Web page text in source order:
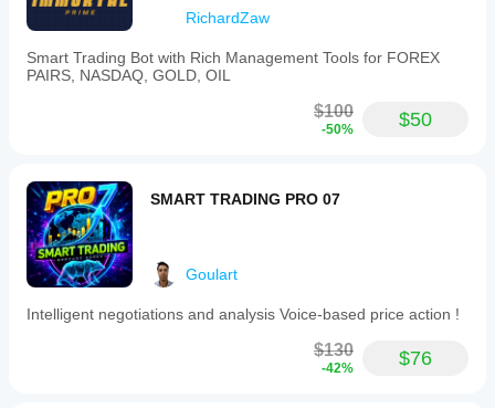
RichardZaw
Smart Trading Bot with Rich Management Tools for FOREX
PAIRS, NASDAQ, GOLD, OIL
$100
-50% $50
SMART TRADING PRO 07
Goulart
Intelligent negotiations and analysis Voice-based price action !
$130
-42% $76